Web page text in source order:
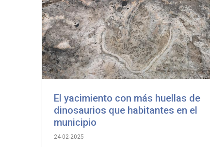
El yacimiento con más huellas de
dinosaurios que habitantes en el
municipio
24-02-2025